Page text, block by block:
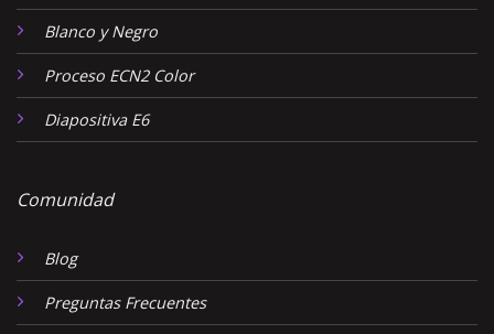
Blanco y Negro
Proceso ECN2 Color
Diapositiva E6
Comunidad
Blog
Preguntas Frecuentes